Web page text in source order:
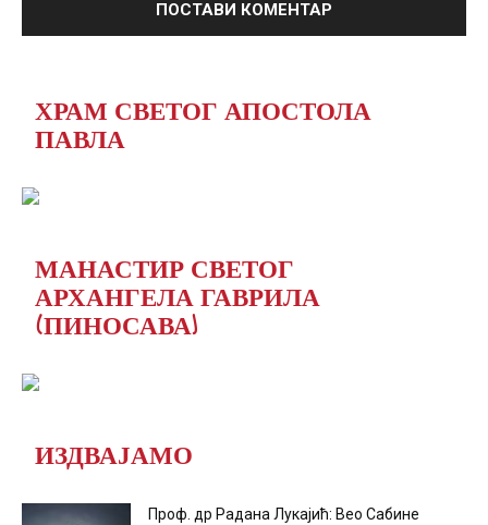
ХРАМ СВЕТОГ АПОСТОЛА
ПАВЛА
МАНАСТИР СВЕТОГ
АРХАНГЕЛА ГАВРИЛА
(ПИНОСАВА)
ИЗДВАЈАМО
Проф. др Радана Лукајић: Вео Сабине